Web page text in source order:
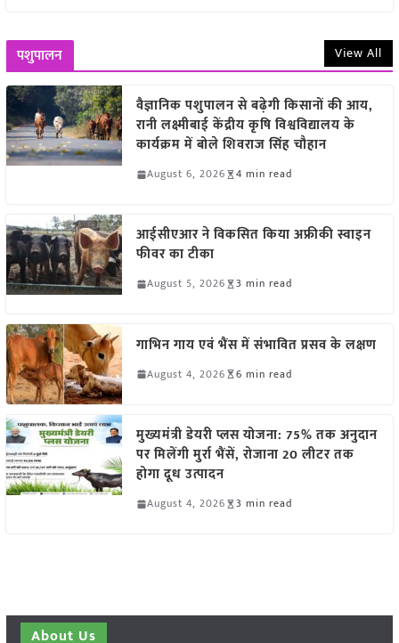
पशुपालन View All
वैज्ञानिक पशुपालन से बढ़ेगी किसानों की आय,
रानी लक्ष्मीबाई केंद्रीय कृषि विश्वविद्यालय के
कार्यक्रम में बोले शिवराज सिंह चौहान
August 6, 2026 4 min read
आईसीएआर ने विकसित किया अफ्रीकी स्वाइन
फीवर का टीका
August 5, 2026 3 min read
गाभिन गाय एवं भैंस में संभावित प्रसव के लक्षण
August 4, 2026 6 min read
मुख्यमंत्री डेयरी प्लस योजना: 75% तक अनुदान
पर मिलेंगी मुर्रा भैंसें, रोजाना 20 लीटर तक
होगा दूध उत्पादन
August 4, 2026 3 min read
About Us